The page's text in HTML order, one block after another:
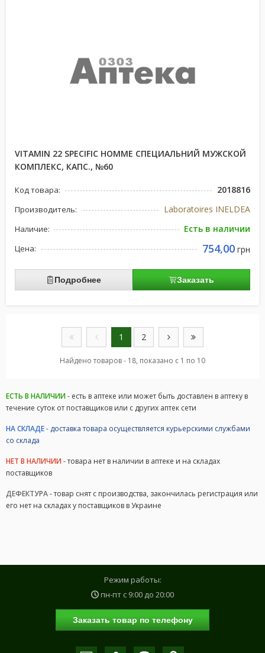
VITAMIN 22 SPECIFIC HOMME СПЕЦИАЛЬНИЙ МУЖСКОЙ
КОМПЛЕКС, КАПС., №60
Код товара: 2018816
Производитель: Laboratoires INELDEA
Наличие: Есть в наличии
Цена: 754,00 грн
Подробнее Заказать
1 2
Найдено товаров - 18, показано с 1 по 10
ЕСТЬ В НАЛИЧИИ- есть в аптеке или может быть доставлен в аптеку в
течение суток от поставщиков или с других аптек сети
НА СКЛАДЕ- доставка товара осуществляется курьерскими службами
со склада
НЕТ В НАЛИЧИИ- товара нет в наличии в аптеке и на складах
поставщиков
ДЕФЕКТУРА- товар снят с производства, закончилась регистрация или
его нет на складах у поставщиков в Украине
Режим работы:
пн-пт с 9:00 до 20:00
Заказать товар по телефону